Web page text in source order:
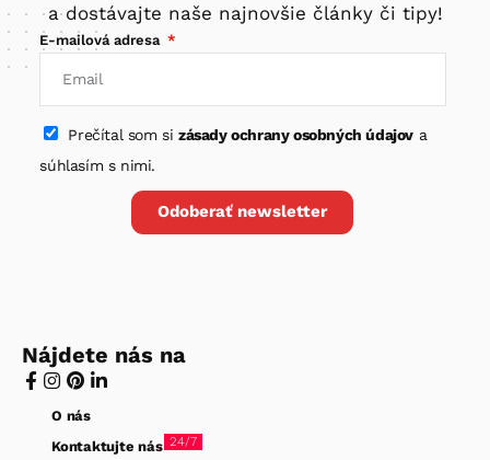
a dostávajte naše najnovšie články či tipy!
E-mailová adresa
Prečítal som si zásady ochrany osobných údajova
súhlasím s nimi.
Odoberať newsletter
Nájdete nás na
O nás
Kontaktujte nás 24/7